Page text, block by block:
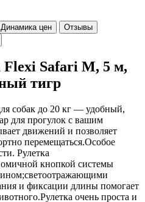
Динамика цен
Отзывы
Flexi Safari M, 5 м,
тигр
собак до 20 кг — удобный,
для прогулок с вашим
движений и позволяет
перемещаться.Особое
Рулетка
кнопкой системы
и фиксации длины помогает
очень проста и